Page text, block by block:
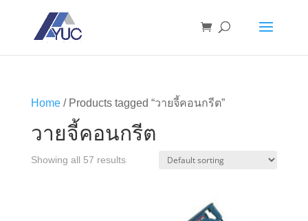
Home/ Products tagged “วายจี้คอนกรีต”
วายจี้คอนกรีต
Showing all 57 results